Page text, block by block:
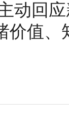
动回
价值